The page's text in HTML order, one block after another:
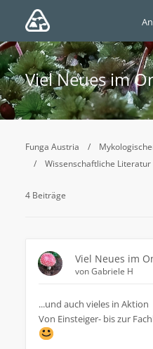
Viel Neues im
Funga Austria
Wissenschaftliche Literatur
4 Beiträge
Viel Neues im
vonGabriele H
...und auch vieles in Aktion
Von Einsteiger- bis zur